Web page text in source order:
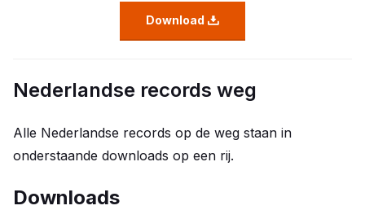
Download
Nederlandse records weg
Alle Nederlandse records op de weg staan in
onderstaande downloads op een rij.
Downloads